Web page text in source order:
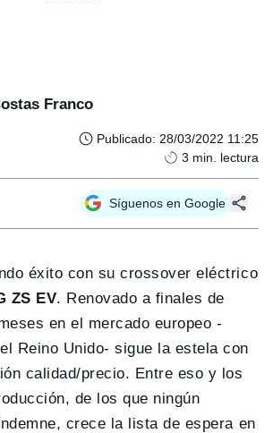
Franco
Publicado: 28/03/2022 11:25
3 min. lectura
Síguenos en Google
éxito con su crossover eléctrico
ZS EV. Renovado a finales de
en el mercado europeo -
Reino Unido- sigue la estela con
calidad/precio. Entre eso y los
de los que ningún
crece la lista de espera en